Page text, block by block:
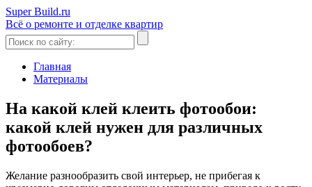
Super Build.ru
Всё о ремонте и отделке квартир
Главная
Материалы
На какой клей клеить фотообои:
какой клей нужен для различных
фотообоев?
Желание разнообразить свой интерьер, не прибегая к